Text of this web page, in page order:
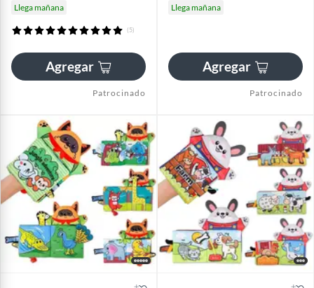
Llega mañana
(5)
Agregar
Patrocinado
Llega mañana
Agregar
Patrocinado